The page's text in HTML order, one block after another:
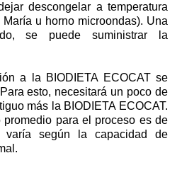
descongelar a temperatura
u horno microondas). Una
se puede suministrar la
a la BIODIETA ECOCAT se
esto, necesitará un poco de
más la BIODIETA ECOCAT.
promedio para el proceso es de
según la capacidad de